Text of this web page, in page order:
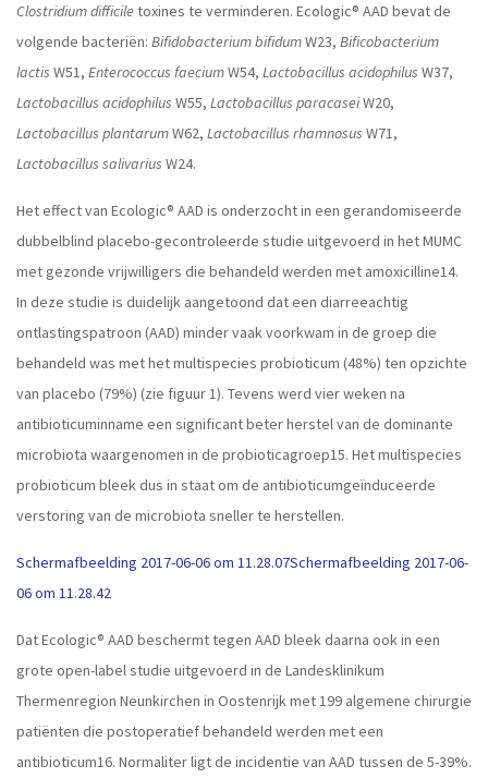
Clostridium difficiletoxines te verminderen. Ecologic® AAD bevat de
volgende bacteriën: Bifidobacterium bifidumW23, Bificobacterium
lactis W51, Enterococcus faeciumW54, Lactobacillus acidophilus W37,
Lactobacillus acidophilus W55, Lactobacillus paracaseiW20,
Lactobacillus plantarumW62, Lactobacillus rhamnosus W71,
Lactobacillus salivarius W24.
Het effect van Ecologic® AAD is onderzocht in een gerandomiseerde
dubbelblind placebo-gecontroleerde studie uitgevoerd in het MUMC
met gezonde vrijwilligers die behandeld werden met amoxicilline14.
In deze studie is duidelijk aangetoond dat een diarreeachtig
ontlastingspatroon (AAD) minder vaak voorkwam in de groep die
behandeld was met het multispecies probioticum (48%) ten opzichte
van placebo (79%) (zie figuur 1). Tevens werd vier weken na
antibioticuminname een significant beter herstel van de dominante
microbiota waargenomen in de probioticagroep15. Het multispecies
probioticum bleek dus in staat om de antibioticumgeïnduceerde
verstoring van de microbiota sneller te herstellen.
Schermafbeelding 2017-06-06 om 11.28.07Schermafbeelding 2017-06-
06 om 11.28.42
Dat Ecologic® AAD beschermt tegen AAD bleek daarna ook in een
grote open-label studie uitgevoerd in de Landesklinikum
Thermenregion Neunkirchen in Oostenrijk met 199 algemene chirurgie
patiënten die postoperatief behandeld werden met een
antibioticum16. Normaliter ligt de incidentie van AAD tussen de 5-39%.